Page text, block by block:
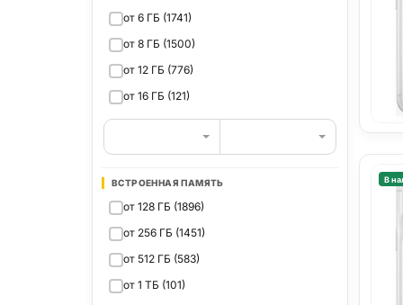
от 6 ГБ (1741)
от 8 ГБ (1500)
от 12 ГБ (776)
от 16 ГБ (121)
ВСТРОЕННАЯ ПАМЯТЬ
от 128 ГБ (1896)
от 256 ГБ (1451)
от 512 ГБ (583)
от 1 ТБ (101)
В